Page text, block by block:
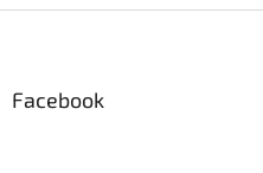
Facebook